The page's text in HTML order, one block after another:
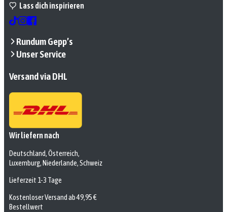
Lass dich inspirieren
Rundum Gepp’s
Unser Service
Versand via DHL
Wir liefern nach
Deutschland, Österreich,
Luxemburg, Niederlande, Schweiz
Lieferzeit 1-3 Tage
Kostenloser Versand ab 49,95 €
Bestellwert